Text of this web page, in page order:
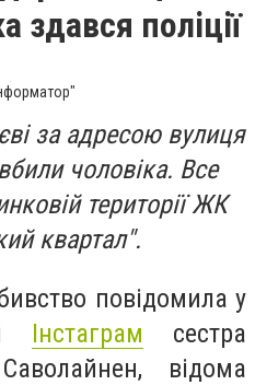
поліції
за адресою вулиця
чоловіка. Все
території ЖК
квартал".
повідомила у
Інстаграм сестра
відома